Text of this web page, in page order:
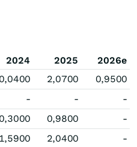
2024 2025
2026e
2,0700
0,9500
- -
-
0,9800
-
1,5900 2,0400
-